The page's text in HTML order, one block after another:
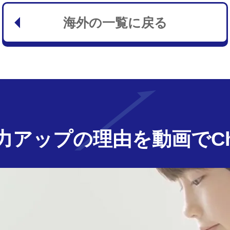
海外の一覧に戻る
アップの理由を動画で